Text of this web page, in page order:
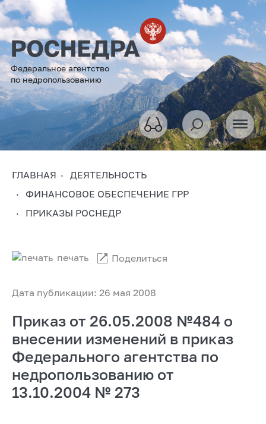
Федеральное агентство
по недропользованию
ГЛАВНАЯ
ДЕЯТЕЛЬНОСТЬ
ФИНАНСОВОЕ ОБЕСПЕЧЕНИЕ ГРР
ПРИКАЗЫ РОСНЕДР
Дата публикации: 26 мая 2008
печать Поделиться
Приказ от 26.05.2008 №484 о
внесении изменений в приказ
Федерального агентства по
недропользованию от
13.10.2004 № 273